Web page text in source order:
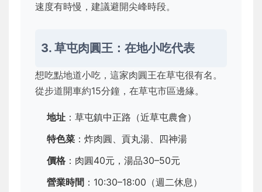
速度有時慢，建議避開尖峰時段。
3. 草屯肉圓王：在地小吃代表
想吃點地道小吃，這家肉圓王在草屯很有名。
從步道開車約15分鐘，在草屯市區邊緣。
地址 ：草屯鎮中正路（近草屯農會）
特色菜 ：炸肉圓、貢丸湯、四神湯
價格 ：肉圓40元，湯品30–50元
營業時間 ：10:30–18:00（週二休息）